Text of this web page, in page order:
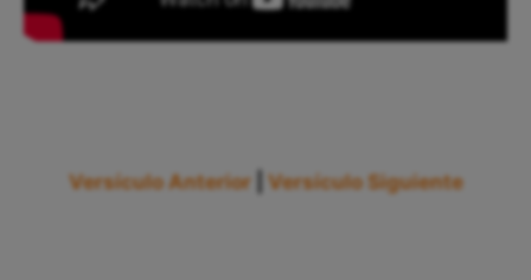
Versículo Anterior Versículo Siguiente